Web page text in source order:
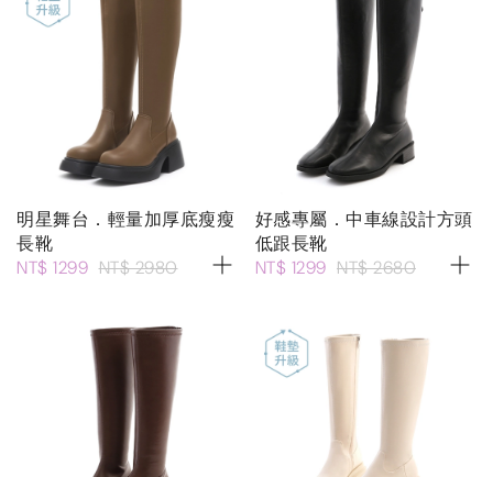
明星舞台．輕量加厚底瘦瘦
長靴
NT$ 1299 NT$ 2980
好感專屬．中車線設計方頭
低跟長靴
NT$ 1299 NT$ 2680